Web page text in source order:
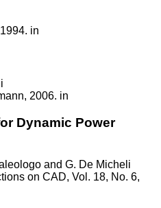
in
2006. in
Dynamic Power
and G. De Micheli
on CAD, Vol. 18, No. 6,